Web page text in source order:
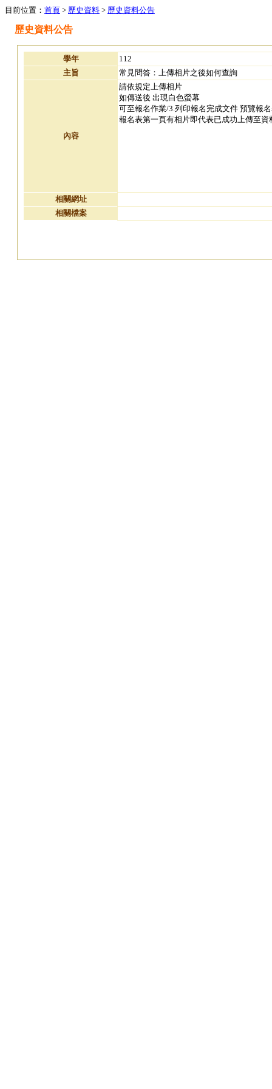
目前位置： 首頁 > 歷史資料 > 歷史資料公告
歷史資料公告
學年
112
主旨
常見問答：上傳相片之後如何查詢
內容
請依規定上傳相片
如傳送後 出現白色螢幕
可至報名作業/3.列印報名完成文件 預覽報
報名表第一頁有相片即代表已成功上傳至資
相關網址
相關檔案